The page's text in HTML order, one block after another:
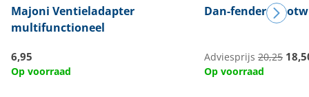
Majoni Ventieladapter
multifunctioneel
6,95
Op voorraad
Dan-fender
Adviesprijs 20,25
Op voorraad